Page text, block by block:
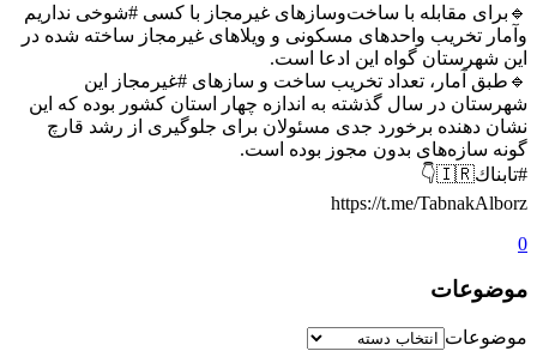
🔹برای مقابله با ساخت‌وسازهای غیرمجاز با کسی #شوخی نداریم
وآمار تخریب واحدهای مسکونی و ویلاهای غیرمجاز ساخته شده در
این شهرستان گواه این ادعا است.
🔹طبق آمار، تعداد تخریب ساخت و سازهای #غیرمجاز این
شهرستان در سال گذشته به اندازه چهار استان کشور بوده که این
نشان دهنده برخورد جدی مسئولان برای جلوگیری از رشد قارچ
گونه سازه‌های بدون مجوز بوده است.
#تابناك🇮🇷👇
https://t.me/TabnakAlborz
0
موضوعات
موضوعات